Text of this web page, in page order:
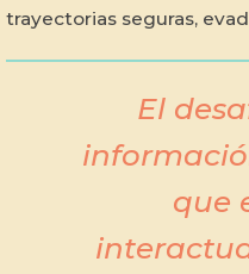
trayectorias seguras,
El
que